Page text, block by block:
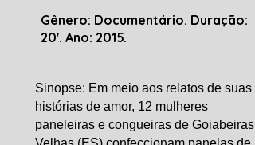
Gênero: Documentário. Duração:
20'. Ano: 2015.
Sinopse: Em meio aos relatos de suas
histórias de amor, 12 mulheres
paneleiras e congueiras de Goiabeiras